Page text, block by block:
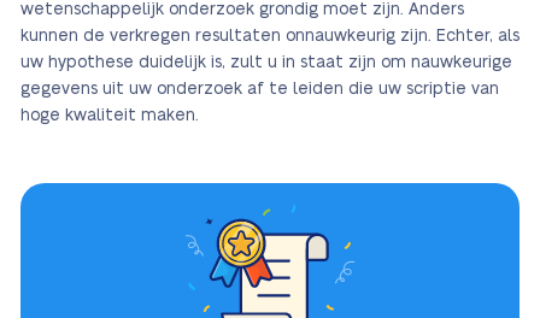
wetenschappelijk onderzoek grondig moet zijn. Anders
kunnen de verkregen resultaten onnauwkeurig zijn. Echter, als
uw hypothese duidelijk is, zult u in staat zijn om nauwkeurige
gegevens uit uw onderzoek af te leiden die uw scriptie van
hoge kwaliteit maken.